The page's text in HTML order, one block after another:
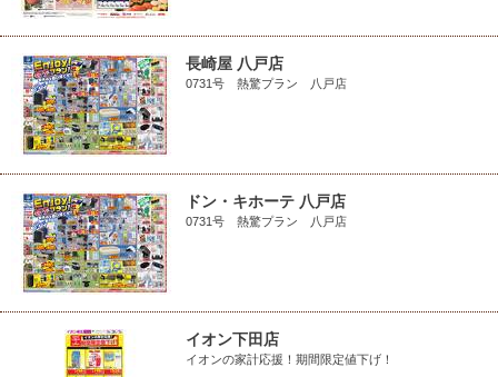
長崎屋 八戸店
0731号 熱驚プラン 八戸店
ドン・キホーテ 八戸店
0731号 熱驚プラン 八戸店
イオン下田店
イオンの家計応援！期間限定値下げ！